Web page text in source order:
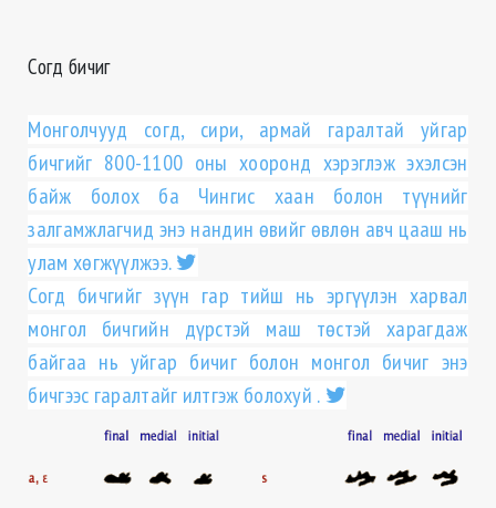
Согд бичиг
Монголчууд согд, сири, армай гаралтай уйгар
бичгийг 800-1100 оны хооронд хэрэглэж эхэлсэн
байж болох ба Чингис хаан болон түүнийг
залгамжлагчид энэ нандин өвийг өвлөн авч цааш нь
улам хөгжүүлжээ.
Согд бичгийг зүүн гар тийш нь эргүүлэн харвал
монгол бичгийн дүрстэй маш төстэй харагдаж
байгаа нь уйгар бичиг болон монгол бичиг энэ
бичгээс гаралтайг илтгэж болохуй .